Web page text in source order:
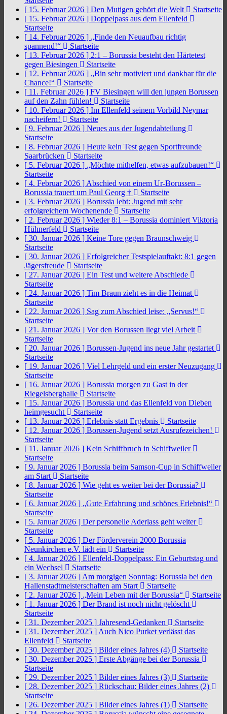
[ 15. Februar 2026 ] Den Mutigen gehört die Welt
Startseite
[ 15. Februar 2026 ] Doppelpass aus dem Ellenfeld
Startseite
[ 14. Februar 2026 ] „Finde den Neuaufbau richtig
spannend!“
Startseite
[ 13. Februar 2026 ] 2:1 – Borussia besteht den Härtetest
gegen Biesingen
Startseite
[ 12. Februar 2026 ] „Bin sehr motiviert und dankbar für die
Chance!“
Startseite
[ 11. Februar 2026 ] FV Biesingen will den jungen Borussen
auf den Zahn fühlen!
Startseite
[ 10. Februar 2026 ] Im Ellenfeld seinem Vorbild Neymar
nacheifern!
Startseite
[ 9. Februar 2026 ] Neues aus der Jugendabteilung
Startseite
[ 8. Februar 2026 ] Heute kein Test gegen Sportfreunde
Saarbrücken
Startseite
[ 5. Februar 2026 ] „Möchte mithelfen, etwas aufzubauen!“
Startseite
[ 4. Februar 2026 ] Abschied von einem Ur-Borussen –
Borussia trauert um Paul Georg †
Startseite
[ 3. Februar 2026 ] Borussia lebt: Jugend mit sehr
erfolgreichem Wochenende
Startseite
[ 2. Februar 2026 ] Wieder 8:1 – Borussia dominiert Viktoria
Hühnerfeld
Startseite
[ 30. Januar 2026 ] Keine Tore gegen Braunschweig
Startseite
[ 30. Januar 2026 ] Erfolgreicher Testspielauftakt: 8:1 gegen
Jägersfreude
Startseite
[ 27. Januar 2026 ] Ein Test und weitere Abschiede
Startseite
[ 24. Januar 2026 ] Tim Braun zieht es in die Heimat
Startseite
[ 22. Januar 2026 ] Sag zum Abschied leise: „Servus!“
Startseite
[ 21. Januar 2026 ] Vor den Borussen liegt viel Arbeit
Startseite
[ 20. Januar 2026 ] Borussen-Jugend ins neue Jahr gestartet
Startseite
[ 19. Januar 2026 ] Viel Lehrgeld und ein erster Neuzugang
Startseite
[ 16. Januar 2026 ] Borussia morgen zu Gast in der
Riegelsberghalle
Startseite
[ 15. Januar 2026 ] Borussia und das Ellenfeld von Dieben
heimgesucht
Startseite
[ 13. Januar 2026 ] Erlebnis statt Ergebnis
Startseite
[ 12. Januar 2026 ] Borussen-Jugend setzt Ausrufezeichen!
Startseite
[ 11. Januar 2026 ] Kein Schiffbruch in Schiffweiler
Startseite
[ 9. Januar 2026 ] Borussia beim Samson-Cup in Schiffweiler
am Start
Startseite
[ 8. Januar 2026 ] Wie geht es weiter bei der Borussia?
Startseite
[ 6. Januar 2026 ] „Gute Erfahrung und schönes Erlebnis!“
Startseite
[ 5. Januar 2026 ] Der personelle Aderlass geht weiter
Startseite
[ 5. Januar 2026 ] Der Förderverein 2000 Borussia
Neunkirchen e.V. lädt ein
Startseite
[ 4. Januar 2026 ] Ellenfeld-Doppelpass: Ein Geburtstag und
ein Wechsel
Startseite
[ 3. Januar 2026 ] Am morgigen Sonntag: Borussia bei den
Hallenstadtmeisterschaften am Start
Startseite
[ 2. Januar 2026 ] „Mein Leben mit der Borussia“
Startseite
[ 1. Januar 2026 ] Der Brand ist noch nicht gelöscht
Startseite
[ 31. Dezember 2025 ] Jahresend-Gedanken
Startseite
[ 31. Dezember 2025 ] Auch Nico Purket verlässt das
Ellenfeld
Startseite
[ 30. Dezember 2025 ] Bilder eines Jahres (4)
Startseite
[ 30. Dezember 2025 ] Erste Abgänge bei der Borussia
Startseite
[ 29. Dezember 2025 ] Bilder eines Jahres (3)
Startseite
[ 28. Dezember 2025 ] Rückschau: Bilder eines Jahres (2)
Startseite
[ 26. Dezember 2025 ] Bilder eines Jahres (1)
Startseite